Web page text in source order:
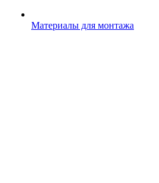
Материалы для монтажа